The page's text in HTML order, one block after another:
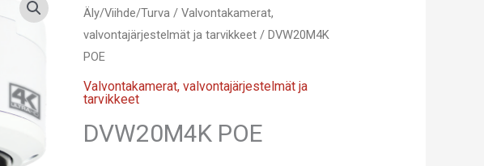
Äly/Viihde/Turva /Valvontakamerat,
valvontajärjestelmät ja tarvikkeet / DVW20M4K
POE
Valvontakamerat, valvontajärjestelmät ja
tarvikkeet
DVW20M4K POE